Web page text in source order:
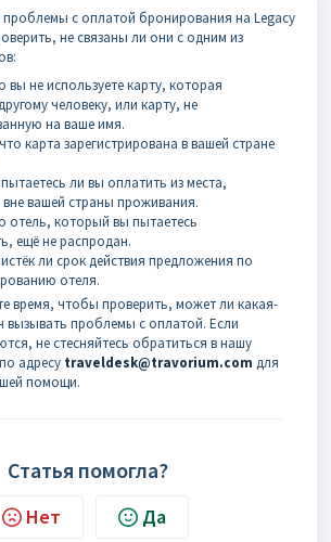
проблемы с оплатой бронирования на Legacy
не связаны ли они с одним из
вы не используете карту, которая
человеку, или карту, не
на ваше имя.
карта зарегистрирована в вашей стране
ли вы оплатить из места,
вашей страны проживания.
отель, который вы пытаетесь
ещё не распродан.
ли срок действия предложения по
отеля.
время, чтобы проверить, может ли какая-
вызывать проблемы с оплатой. Если
не стесняйтесь обратиться в нашу
адресу traveldesk@travorium.com для
помощи.
Статья помогла?
Нет Да